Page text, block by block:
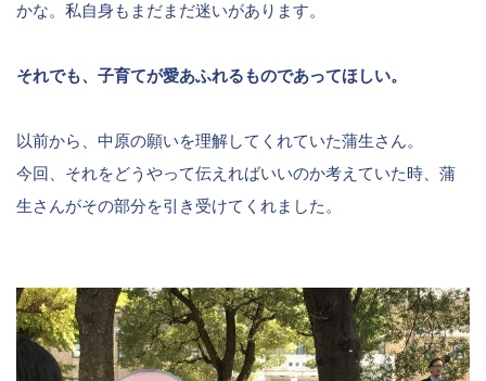
かな。私自身もまだまだ迷いがあります。
それでも、子育てが愛あふれるものであってほしい。
以前から、中原の願いを理解してくれていた蒲生さん。
今回、それをどうやって伝えればいいのか考えていた時、蒲
生さんがその部分を引き受けてくれました。